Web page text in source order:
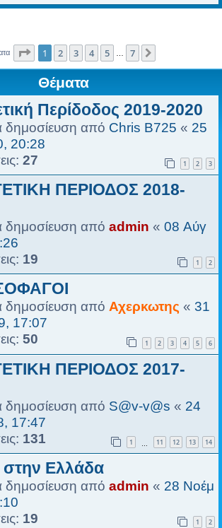
Σελίδα από7
1 2 3 4 5 7
Θέματα
Περίδοδος 2019-2020
δημοσίευση από Chris B725 « 25
20:28
27 1 2 3
ΠΕΡΙΟΔΟΣ 2018-
δημοσίευση από admin « 08 Αύγ
19 1 2
δημοσίευση από Αχερκωτης « 31
17:07
50 1 2 3 4 5 6
ΠΕΡΙΟΔΟΣ 2017-
δημοσίευση από S@v-v@s « 24
17:47
131 1 … 11 12 13 14
στην Ελλάδα
δημοσίευση από admin « 28 Νοέμ
19 1 2